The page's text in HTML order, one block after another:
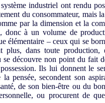
industriel ont rendu
du consommateur, mais
par la dimension et la
à un volume de
élémentaire – ceux qui se
dans toute production,
se découvre non point du fait
Ils lui donnent le
pensée, secondent son
de son bien-être ou du
ou procurent de